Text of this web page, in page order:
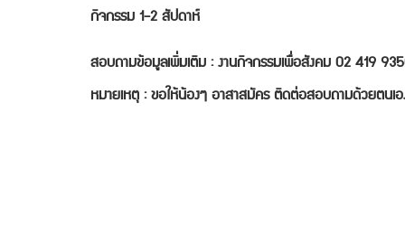
กิจกรรม 1-2 สัปดาห์
สอบถามข้อมูลเพิ่มเติม : งานกิจกรรมเพื่อสังคม 02 419
หมายเหตุ : ขอให้น้องๆ อาสาสมัคร ติดต่อสอบถามด้วยตนเ